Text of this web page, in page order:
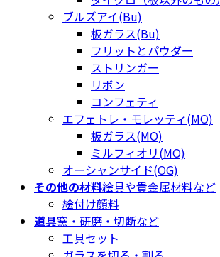
ブルズアイ(Bu)
板ガラス(Bu)
フリットとパウダー
ストリンガー
リボン
コンフェティ
エフェトレ・モレッティ(MO)
板ガラス(MO)
ミルフィオリ(MO)
オーシャンサイド(OG)
その他の材料絵具や貴金属材料など
絵付け顔料
道具窯・研磨・切断など
工具セット